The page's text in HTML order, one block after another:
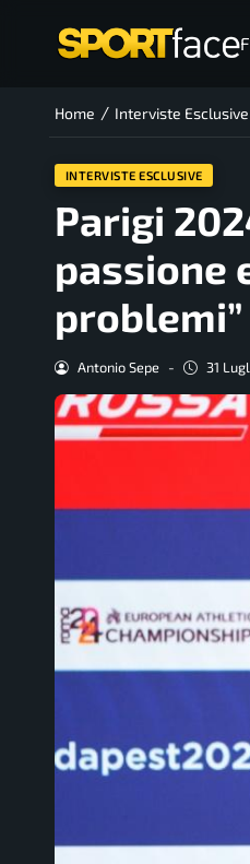
Home / Interviste Esclusive
INTERVISTE ESCLUSIVE
Parigi
passione
problemi”
Antonio Sepe - 31